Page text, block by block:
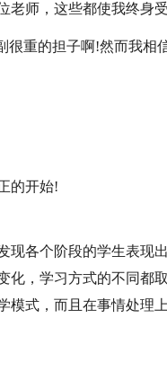
师，这些都使我终身受
很重的担子啊!然而我相
的开始!
现各个阶段的学生表现
化，学习方式的不同都
模式，而且在事情处理